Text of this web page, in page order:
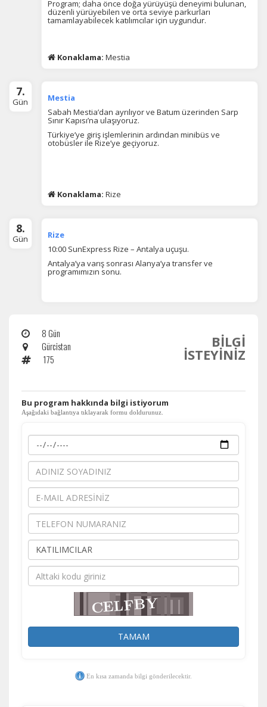
Program; daha önce doğa yürüyüşü deneyimi bulunan,
düzenli yürüyebilen ve orta seviye parkurları
tamamlayabilecek katılımcılar için uygundur.
Konaklama: Mestia
7.
Gün
Mestia
Sabah Mestia’dan ayrılıyor ve Batum üzerinden Sarp
Sınır Kapısı’na ulaşıyoruz.
Türkiye’ye giriş işlemlerinin ardından minibüs ve
otobüsler ile Rize’ye geçiyoruz.
Konaklama: Rize
8.
Gün
Rize
10:00 SunExpress Rize – Antalya uçuşu.
Antalya’ya varış sonrası Alanya’ya transfer ve
programımızın sonu.
8 Gün
Gürcistan
175
BİLGİ
İSTEYİNİZ
​Bu program hakkında bilgi istiyorum
Aşağıdaki bağlantıya tıklayarak formu doldurunuz.
TAMAM
En kısa zamanda bilgi gönderilecektir.